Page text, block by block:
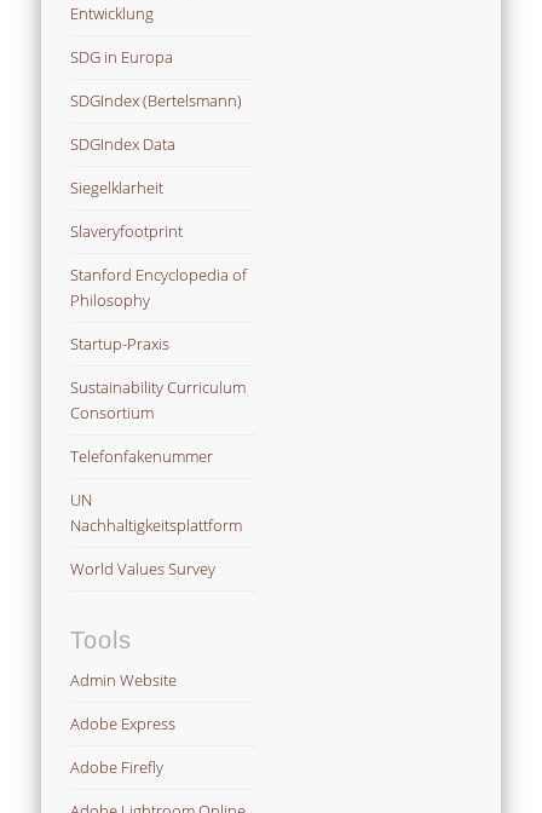
Entwicklung
SDG in Europa
SDGIndex (Bertelsmann)
SDGIndex Data
Siegelklarheit
Slaveryfootprint
Stanford Encyclopedia of
Philosophy
Startup-Praxis
Sustainability Curriculum
Consortium
Telefonfakenummer
UN
Nachhaltigkeitsplattform
World Values Survey
Tools
Admin Website
Adobe Express
Adobe Firefly